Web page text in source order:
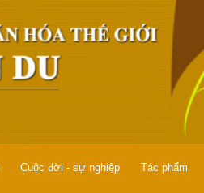
Cuộc đời - sự nghiệp Tác phẩm